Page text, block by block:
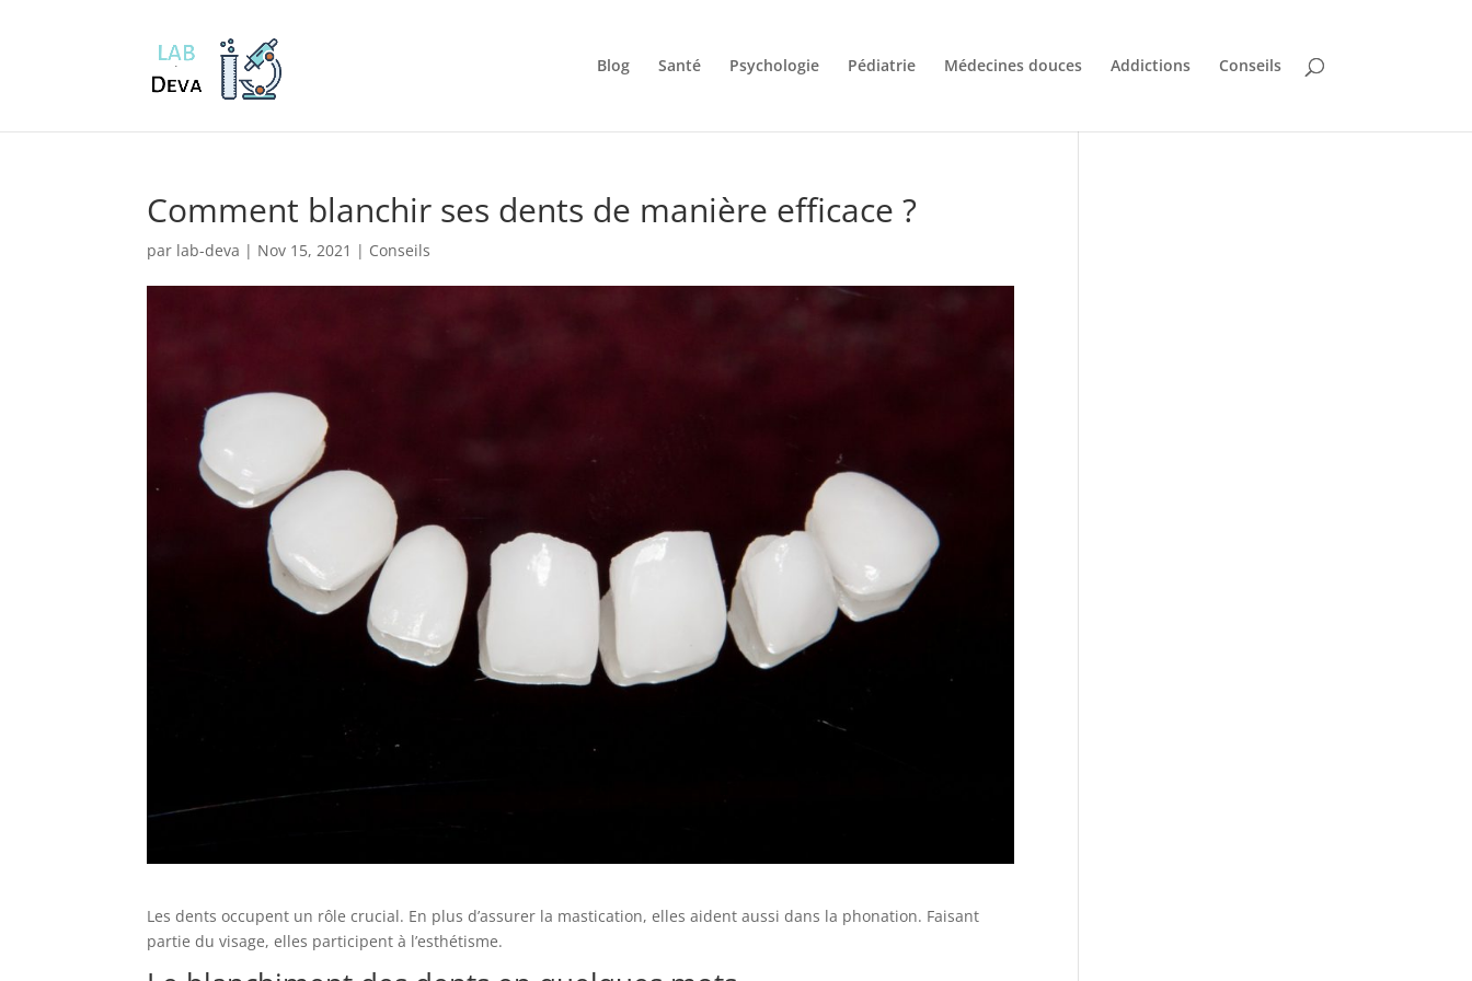
Blog Santé Psychologie Pédiatrie Médecines douces Addictions Conseils
Comment blanchir ses dents de manière efficace ?
par lab-deva | Nov 15, 2021 | Conseils
Les dents occupent un rôle crucial. En plus d’assurer la mastication, elles aident aussi dans la phonation. Faisant
partie du visage, elles participent à l’esthétisme.